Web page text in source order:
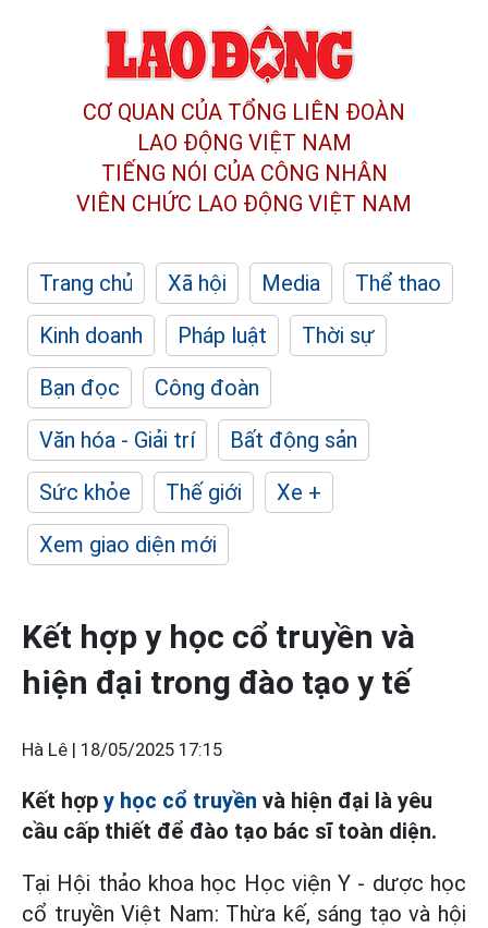
CƠ QUAN CỦA TỔNG LIÊN ĐOÀN
LAO ĐỘNG VIỆT NAM
TIẾNG NÓI CỦA CÔNG NHÂN
VIÊN CHỨC LAO ĐỘNG VIỆT NAM
Trang chủ Xã hội Media
Thể thao
Kinh doanh
Pháp luật
Thời sự
Bạn đọc
Công đoàn
Văn hóa - Giải trí
Bất động sản
Sức khỏe
Thế giới
Xe +
Xem giao diện mới
Kết hợp y học cổ truyền và
hiện đại trong đào tạo y tế
Hà Lê | 18/05/2025 17:15
Kết hợp y học cổ truyền và hiện đại là yêu
cầu cấp thiết để đào tạo bác sĩ toàn diện.
Tại Hội thảo khoa học Học viện Y - dược học
cổ truyền Việt Nam: Thừa kế, sáng tạo và hội